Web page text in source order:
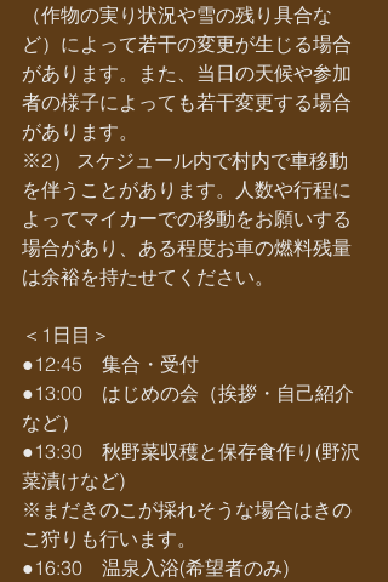
（作物の実り状況や雪の残り具合な
ど）によって若干の変更が生じる場合
があります。また、当日の天候や参加
者の様子によっても若干変更する場合
があります。
※2） スケジュール内で村内で車移動
を伴うことがあります。人数や行程に
よってマイカーでの移動をお願いする
場合があり、ある程度お車の燃料残量
は余裕を持たせてください。
＜1日目＞
●12:45　集合・受付
●13:00　はじめの会（挨拶・自己紹介
など）
●13:30　秋野菜収穫と保存食作り(野沢
菜漬けなど)
※まだきのこが採れそうな場合はきの
こ狩りも行います。
●16:30　温泉入浴(希望者のみ)